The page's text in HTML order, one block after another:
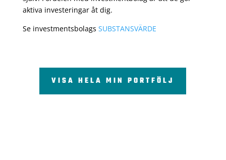
aktiva investeringar åt dig.
Se investmentsbolags SUBSTANSVÄRDE
VISA HELA MIN PORTFÖLJ